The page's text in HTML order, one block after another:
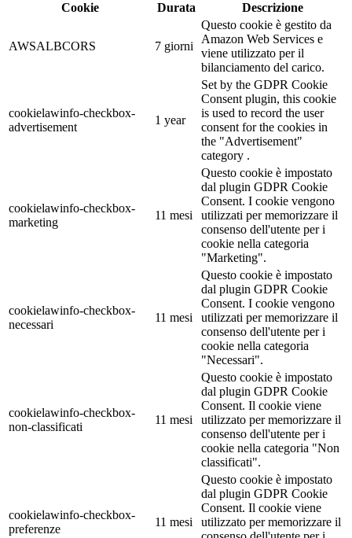
Cookie
Durata Descrizione
AWSALBCORS 7 giorni
Questo cookie è gestito da
Amazon Web Services e
viene utilizzato per il
bilanciamento del carico.
cookielawinfo-checkbox-
advertisement
1 year
Set by the GDPR Cookie
Consent plugin, this cookie
is used to record the user
consent for the cookies in
the "Advertisement"
category .
cookielawinfo-checkbox-
marketing
11 mesi
Questo cookie è impostato
dal plugin GDPR Cookie
Consent. I cookie vengono
utilizzati per memorizzare il
consenso dell'utente per i
cookie nella categoria
"Marketing".
cookielawinfo-checkbox-
necessari
11 mesi
Questo cookie è impostato
dal plugin GDPR Cookie
Consent. I cookie vengono
utilizzati per memorizzare il
consenso dell'utente per i
cookie nella categoria
"Necessari".
cookielawinfo-checkbox-
non-classificati
11 mesi
Questo cookie è impostato
dal plugin GDPR Cookie
Consent. Il cookie viene
utilizzato per memorizzare il
consenso dell'utente per i
cookie nella categoria "Non
classificati".
cookielawinfo-checkbox-
preferenze
11 mesi
Questo cookie è impostato
dal plugin GDPR Cookie
Consent. Il cookie viene
utilizzato per memorizzare il